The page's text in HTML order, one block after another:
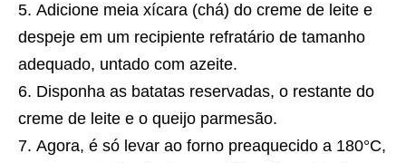
Adicione meia xícara (chá) do creme de leite e
despeje em um recipiente refratário de tamanho
adequado, untado com azeite.
Disponha as batatas reservadas, o restante do
creme de leite e o queijo parmesão.
Agora, é só levar ao forno preaquecido a 180°C,